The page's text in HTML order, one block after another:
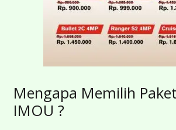
Mengapa Memilih
IMOU ?